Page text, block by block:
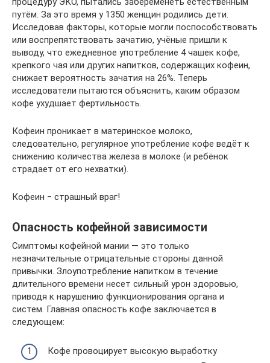
путём. За это время у 1350 женщин родились дети.
Исследовав факторы, которые могли поспособствовать
или воспрепятствовать зачатию, учёные пришли к
выводу, что ежедневное употребление 4 чашек кофе,
крепкого чая или других напитков, содержащих кофеин,
снижает вероятность зачатия на 26%. Теперь
исследователи пытаются объяснить, каким образом
кофе ухудшает фертильность.
Кофеин проникает в материнское молоко,
следовательно, регулярное употребление кофе ведёт к
снижению количества железа в молоке (и ребёнок
страдает от его нехватки).
Кофеин ‒ страшный враг!
Опасность кофейной зависимости
Симптомы кофейной мании — это только
незначительные отрицательные стороны данной
привычки. Злоупотребление напитком в течение
длительного времени несет сильный урон здоровью,
приводя к нарушению функционирования органа и
систем. Главная опасность кофе заключается в
следующем:
​Кофе провоцирует высокую выработку